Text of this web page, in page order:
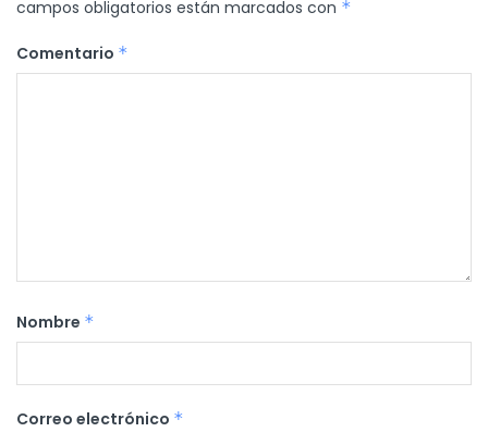
campos obligatorios están marcados con *
Comentario *
Nombre *
Correo electrónico *